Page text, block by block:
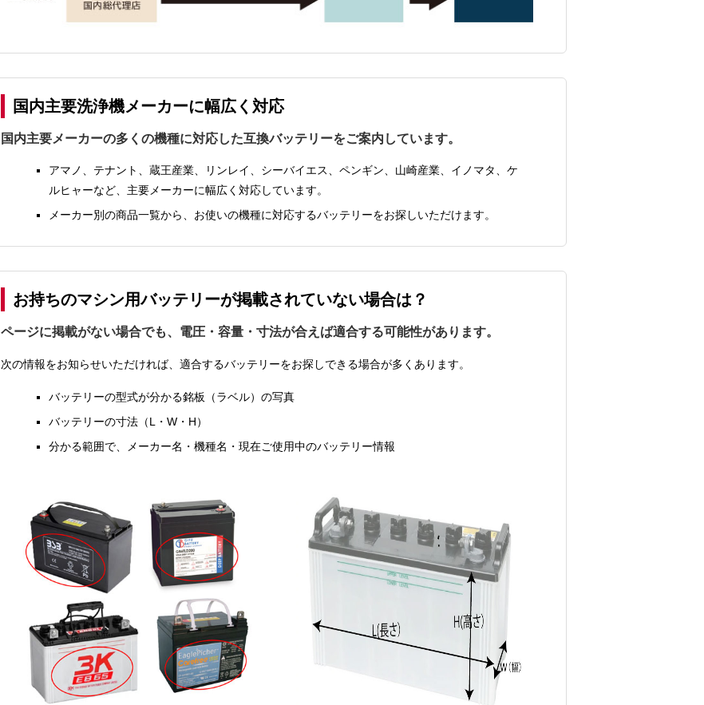
国内主要洗浄機メーカーに幅広く対応
国内主要メーカーの多くの機種に対応した互換バッテリーをご案内しています。
アマノ、テナント、蔵王産業、リンレイ、シーバイエス、ペンギン、山崎産業、イノマタ、ケ
ルヒャーなど、主要メーカーに幅広く対応しています。
メーカー別の商品一覧から、お使いの機種に対応するバッテリーをお探しいただけます。
お持ちのマシン用バッテリーが掲載されていない場合は？
ページに掲載がない場合でも、電圧・容量・寸法が合えば適合する可能性があります。
次の情報をお知らせいただければ、適合するバッテリーをお探しできる場合が多くあります。
バッテリーの型式が分かる銘板（ラベル） の写真
バッテリーの寸法（L・W・H）
分かる範囲で、メーカー名・機種名・現在ご使用中のバッテリー情報